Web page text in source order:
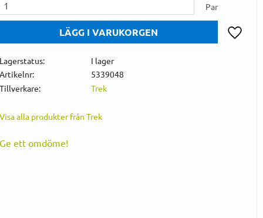
Par
I lager
5339048
Trek
alla produkter från Trek
ett omdöme!